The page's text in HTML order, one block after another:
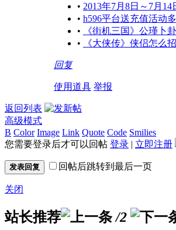
• 2013年7月8日～7月
• h596平台送充值活动
•
《街机三国》公瑾卜
•
《大侠传》侠侣怎么
回复
使用道具 举报
返回列表
高级模式
B Color Image Link Quote Code Smilies
您需要登录后才可以回帖 登录 | 立即注册
发表回复 回帖后跳转到最后一页
关闭
站长推荐 /2